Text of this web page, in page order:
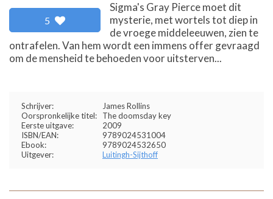
5
Sigma's Gray Pierce moet dit
mysterie, met wortels tot diep in
de vroege middeleeuwen, zien te
ontrafelen. Van hem wordt een immens offer gevraagd
om de mensheid te behoeden voor uitsterven...
Schrijver:
James Rollins
Oorspronkelijke titel:
The doomsday key
Eerste uitgave:
2009
ISBN/EAN:
9789024531004
Ebook:
9789024532650
Uitgever:
Luitingh-Sijthoff